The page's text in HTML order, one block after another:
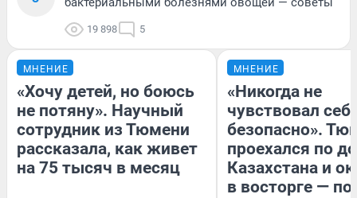
19 898 5
МНЕНИЕ
«Хочу детей, но боюсь
не потяну». Научный
сотрудник из Тюмени
рассказала, как живет
на 75 тысяч в месяц
МНЕНИЕ
«Никогда не
чувствовал
безопасно».
проехался по
Казахстана и
в восторге —